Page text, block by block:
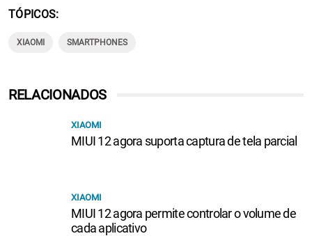
TÓPICOS
XIAOMI SMARTPHONES
RELACIONADOS
XIAOMI
MIUI 12 agora suporta captura de tela parcial
XIAOMI
MIUI 12 agora permite controlar o volume de
cada aplicativo